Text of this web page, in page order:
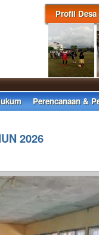
Profil Desa
Perencanaan &
2026